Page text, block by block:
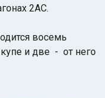
2АС.
восемь
и две - от него